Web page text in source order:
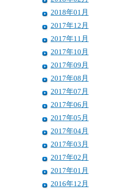
2018年01月
2017年12月
2017年11月
2017年10月
2017年09月
2017年08月
2017年07月
2017年06月
2017年05月
2017年04月
2017年03月
2017年02月
2017年01月
2016年12月